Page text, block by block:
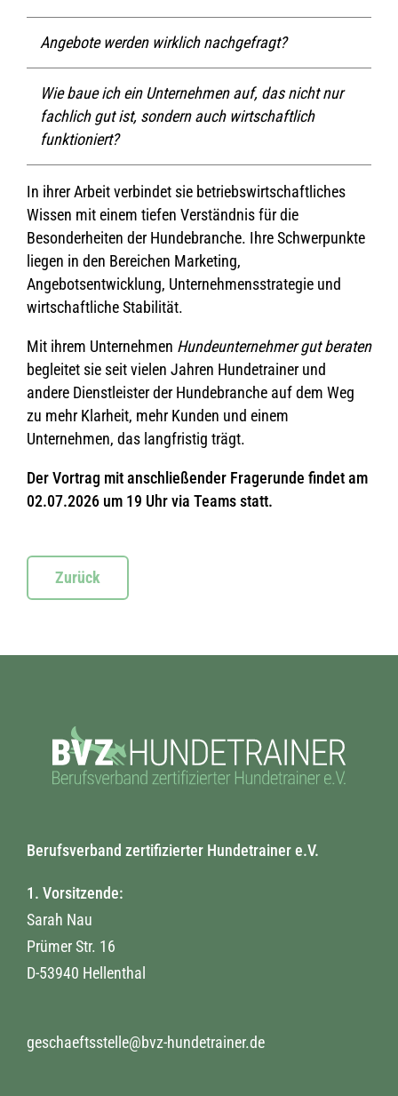
Angebote werden wirklich nachgefragt?
Wie baue ich ein Unternehmen auf, das nicht nur
fachlich gut ist, sondern auch wirtschaftlich
funktioniert?
In ihrer Arbeit verbindet sie betriebswirtschaftliches
Wissen mit einem tiefen Verständnis für die
Besonderheiten der Hundebranche. Ihre Schwerpunkte
liegen in den Bereichen Marketing,
Angebotsentwicklung, Unternehmensstrategie und
wirtschaftliche Stabilität.
Mit ihrem Unternehmen Hundeunternehmer gut beraten
begleitet sie seit vielen Jahren Hundetrainer und
andere Dienstleister der Hundebranche auf dem Weg
zu mehr Klarheit, mehr Kunden und einem
Unternehmen, das langfristig trägt.
Der Vortrag mit anschließender Fragerunde findet am
02.07.2026 um 19 Uhr via Teams statt.
Zurück
Berufsverband zertifizierter Hundetrainer e.V.
1. Vorsitzende:
Sarah Nau
Prümer Str. 16
D-53940 Hellenthal
geschaeftsstelle@bvz-hundetrainer.de